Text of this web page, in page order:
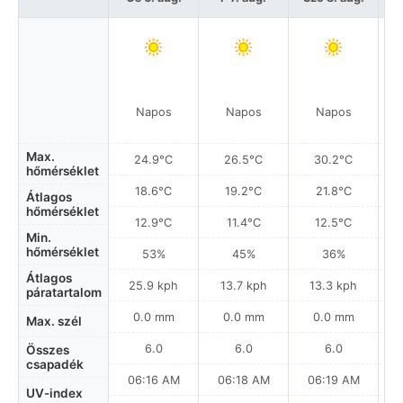
Max.
hőmérséklet
Átlagos
hőmérséklet
Min.
hőmérséklet
Átlagos
páratartalom
Max. szél
Összes
csapadék
UV-index
Napos
24.9°C
18.6°C
12.9°C
53%
25.9 kph
0.0 mm
6.0
06:16 AM
Napos
26.5°C
19.2°C
11.4°C
45%
13.7 kph
0.0 mm
6.0
06:18 AM
Napos
30.2°C
21.8°C
12.5°C
36%
13.3 kph
0.0 mm
6.0
06:19 AM